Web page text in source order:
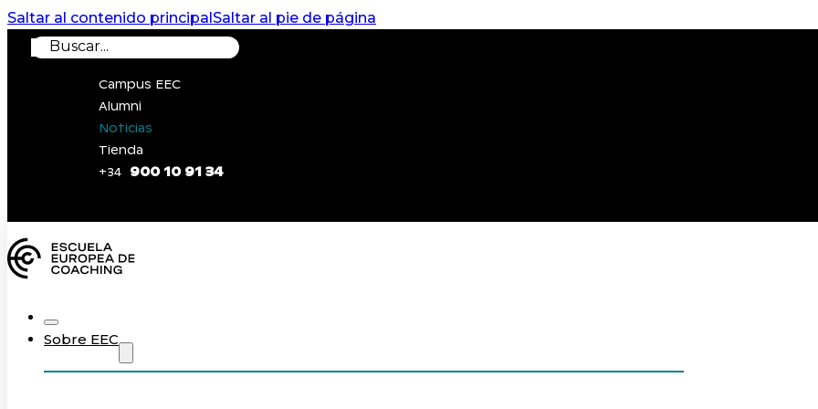
Saltar al contenido principalSaltar al pie de página
Buscar
Campus EEC
Alumni
Noticias
Tienda
+34
900 10 91 34
Sobre EEC